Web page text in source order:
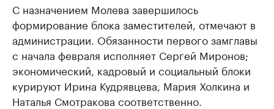
С назначением Молева завершилось
формирование блока заместителей, отмечают в
администрации. Обязанности первого замглавы
с начала февраля исполняет Сергей Миронов;
экономический, кадровый и социальный блоки
курируют Ирина Кудрявцева, Мария Холкина и
Наталья Смотракова соответственно.